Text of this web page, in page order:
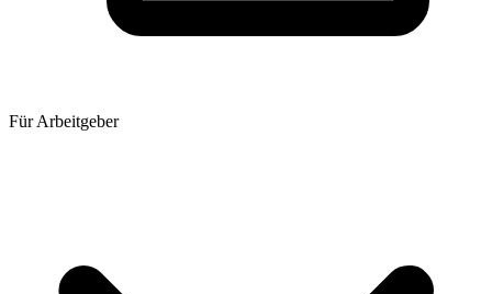
Für Arbeitgeber